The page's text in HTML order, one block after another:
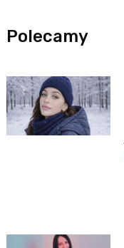
Polecamy